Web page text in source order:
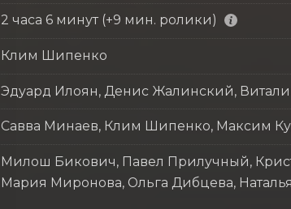
2 часа 6 минут (+9 мин. ролики)
Клим Шипенко
Эдуард Илоян, Денис Жалинский,
Савва Минаев, Клим Шипенко, Максим
Милош Бикович, Павел Прилучный,
Мария Миронова, Ольга Дибцева,